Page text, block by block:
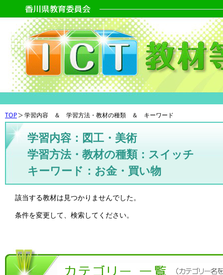
TOP 学習内容 ＆ 学習方法・教材の種類 ＆ キーワード
学習内容：図工・美術
学習方法・教材の種類：スイッチ
キーワード：お金・買い物
該当する教材は見つかりませんでした。
条件を変更して、検索してください。